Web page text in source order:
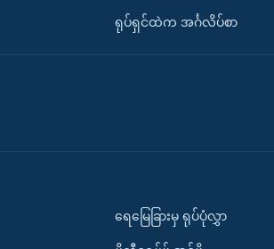
ရုပ်ရှင်ထဲက အင်္ဂလိပ်စာ
ရေမြေခြားမှ ရုပ်ပုံလွှာ